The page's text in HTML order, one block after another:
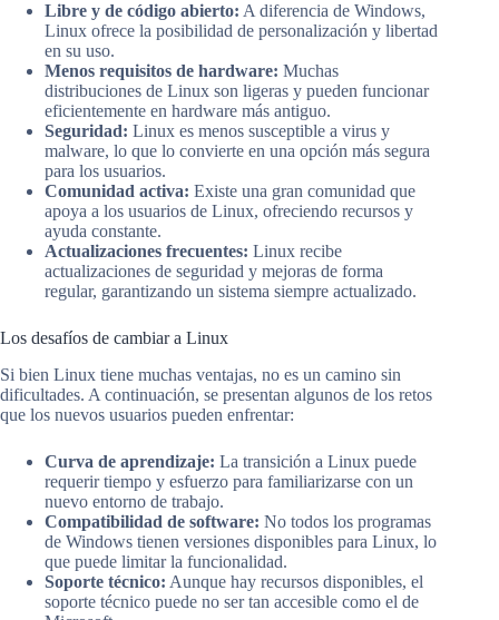
Libre y de código abierto: A diferencia de Windows,
Linux ofrece la posibilidad de personalización y libertad
en su uso.
Menos requisitos de hardware: Muchas
distribuciones de Linux son ligeras y pueden funcionar
eficientemente en hardware más antiguo.
Seguridad: Linux es menos susceptible a virus y
malware, lo que lo convierte en una opción más segura
para los usuarios.
Comunidad activa: Existe una gran comunidad que
apoya a los usuarios de Linux, ofreciendo recursos y
ayuda constante.
Actualizaciones frecuentes: Linux recibe
actualizaciones de seguridad y mejoras de forma
regular, garantizando un sistema siempre actualizado.
Los desafíos de cambiar a Linux
Si bien Linux tiene muchas ventajas, no es un camino sin
dificultades. A continuación, se presentan algunos de los retos
que los nuevos usuarios pueden enfrentar:
Curva de aprendizaje: La transición a Linux puede
requerir tiempo y esfuerzo para familiarizarse con un
nuevo entorno de trabajo.
Compatibilidad de software: No todos los programas
de Windows tienen versiones disponibles para Linux, lo
que puede limitar la funcionalidad.
Soporte técnico: Aunque hay recursos disponibles, el
soporte técnico puede no ser tan accesible como el de